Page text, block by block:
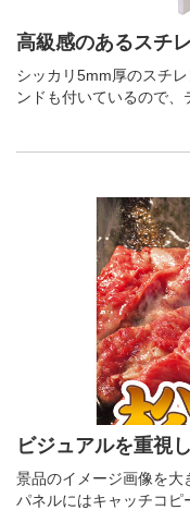
高級感のあるスチ
シッカリ5mm厚のスチ
ンドも付いているので、
ビジュアルを重視
景品のイメージ画像を大
パネルにはキャッチコピ